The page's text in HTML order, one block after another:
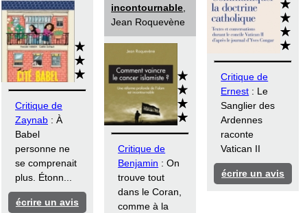
Critique de
Zaynab : À
Babel
personne ne
se comprenait
plus. Étonn...
écrire un avis
incontournable
Jean Roquevène
Critique de
Benjamin : On
trouve tout
dans le Coran,
comme à la
Critique de
Ernest : Le
Sanglier des
Ardennes
raconte
Vatican II
écrire un avis